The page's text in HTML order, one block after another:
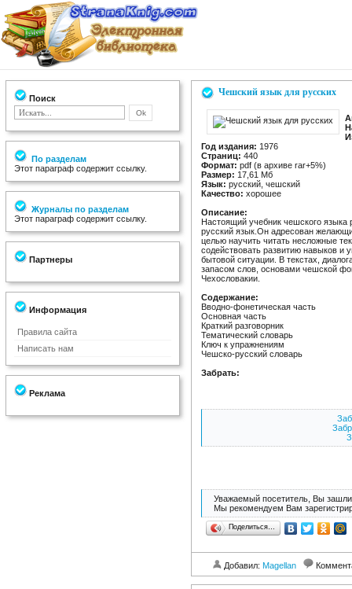
Поиск
По разделам
Этот параграф содержит ссылку.
Журналы по разделам
Этот параграф содержит ссылку.
Партнеры
Информация
Правила сайта
Написать нам
Реклама
Чешский язык для русских
Год издания: 1976
Страниц: 440
Формат: pdf (в архиве rar+5%)
Размер: 17,61 Мб
Язык: русский, чешский
Качество: хорошее
Описание:
Настоящий учебник чешского
русский язык.Он адресован
целью научить читать несложные
содействовать развитию навыков и
бытовой ситуации. В текстах,
запасом слов, основами чешской
Чехословакии.
Содержание:
Вводно-фонетическая часть
Основная часть
Краткий разговорник
Тематический словарь
Ключ к упражнениям
Чешско-русский словарь
Забрать:
Уважаемый посетитель, Вы зашли
Мы рекомендуем Вам
Поделиться…
Добавил: Magellan